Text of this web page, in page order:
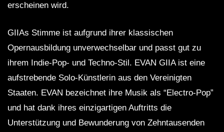
erscheinen wird.
GIIAs Stimme ist aufgrund ihrer klassischen
Opernausbildung unverwechselbar und passt gut zu
ihrem Indie-Pop- und Techno-Stil. EVAN GIIA ist eine
aufstrebende Solo-Künstlerin aus den Vereinigten
Staaten. EVAN bezeichnet ihre Musik als “Electro-Pop”
und hat dank ihres einzigartigen Auftritts die
Unterstützung und Bewunderung von Zehntausenden